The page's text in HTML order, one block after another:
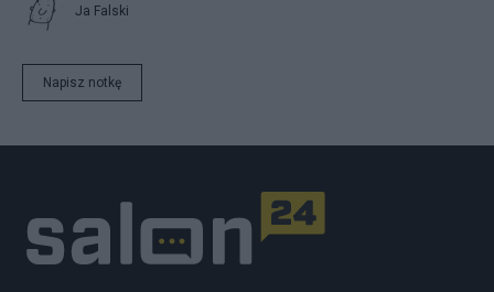
Ja Falski
Napisz notkę